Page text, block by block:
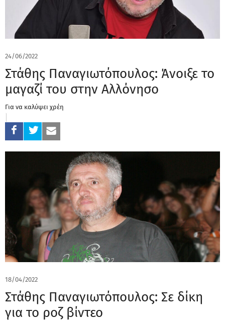
24/06/2022
Στάθης Παναγιωτόπουλος: Άνοιξε το
μαγαζί του στην Αλλόνησο
Για να καλύψει χρέη
18/04/2022
Στάθης Παναγιωτόπουλος: Σε δίκη
για το ροζ βίντεο